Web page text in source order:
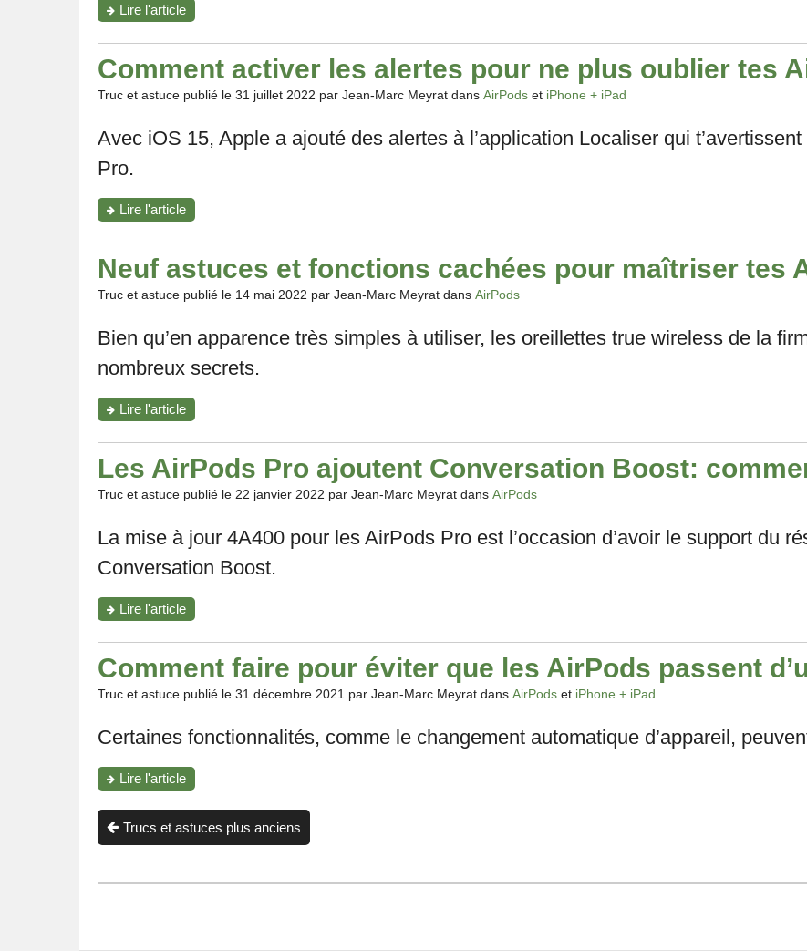
Lire l'article"Tu
donnes
ou
vends
tes
AirPods:
comment
déconnecter
iCloud?"
Comment activer les alertes pour ne plus oublier tes
Truc et astuce publié le 31 juillet 2022 par Jean-Marc Meyrat dans AirPods et iPhone + iPad
Avec iOS 15, Apple a ajouté des alertes à l’application Localiser qui
Pro.
Lire l'article"Comment
activer
les
alertes
pour
ne
plus
tes
Pro?"
Neuf astuces et fonctions cachées pour maîtriser tes
Truc et astuce publié le 14 mai 2022 par Jean-Marc Meyrat dans AirPods
Bien qu’en apparence très simples à utiliser, les oreillettes true wireless de la
nombreux secrets.
Lire l'article"Neuf
astuces
et
fonctions
cachées
pour
maîtriser
AirPods
Les AirPods Pro ajoutent Conversation Boost:
Truc et astuce publié le 22 janvier 2022 par Jean-Marc Meyrat dans AirPods
La mise à jour 4A400 pour les AirPods Pro est l’occasion d’avoir le support du
Conversation Boost.
Lire l'article"Les
AirPods
Pro
ajoutent
Conversation
Boost:
comment
Comment faire pour éviter que les AirPods passent
Truc et astuce publié le 31 décembre 2021 par Jean-Marc Meyrat dans AirPods et iPhone + iPad
Certaines fonctionnalités, comme le changement automatique d’appareil,
Lire l'article"Comment
faire
pour
éviter
que
Trucs et astuces plus anciens